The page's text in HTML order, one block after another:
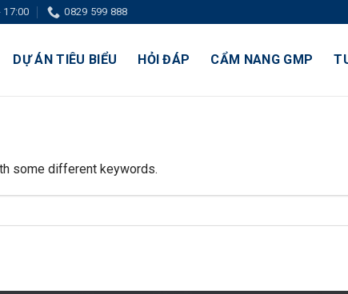
17:00 0829 599 888
DỰ ÁN TIÊU BIỂU HỎI ĐÁP CẨM NANG GMP
some different keywords.